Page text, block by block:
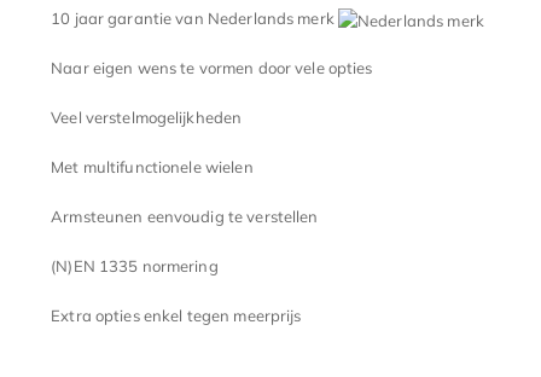
10 jaar garantie van Nederlands merk
Naar eigen wens te vormen door vele opties
Veel verstelmogelijkheden
Met multifunctionele wielen
Armsteunen eenvoudig te verstellen
(N)EN 1335 normering
Extra opties enkel tegen meerprijs